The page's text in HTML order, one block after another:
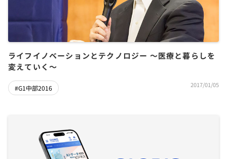
ライフイノベーションとテクノロジー ～医療と暮らしを
変えていく～
#G1中部2016 2017/01/05